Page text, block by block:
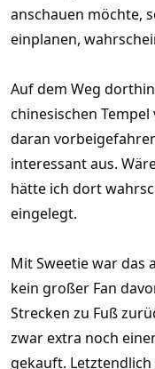
anschauen möchte,
einplanen,
Auf dem Weg
chinesischen
daran
interessant aus.
hätte ich dort
eingelegt.
Mit Sweetie war das
kein großer Fan
Strecken zu Fuß
zwar extra noch
gekauft.